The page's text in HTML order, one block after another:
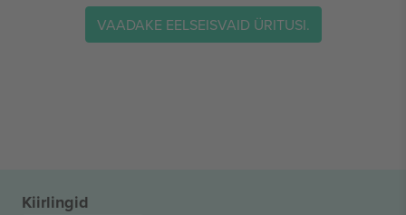
VAADAKE EELSEISVAID ÜRITUSI.
Kiirlingid